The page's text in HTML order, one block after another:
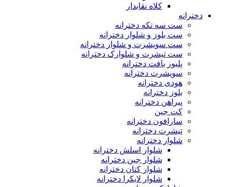
کلاه نقابدار
دخترانه
ست سه تکه دخترانه
ست بلوز و شلوار دخترانه
ست سویشرت و شلوار دخترانه
ست تیشرت و شلوارک دخترانه
پلیور بافت دخترانه
سویشرت دخترانه
هودی دخترانه
بلوز دخترانه
پیراهن دخترانه
کت جین
سارافون دخترانه
تیشرت دخترانه
شلوار دخترانه
شلوار اسلش دخترانه
شلوار جین دخترانه
شلوار کتان دخترانه
شلوار لایکرا دخترانه